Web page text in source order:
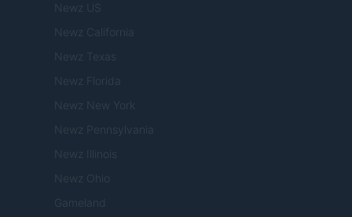
Newz US
Newz California
Newz Texas
Newz Florida
Newz New York
Newz Pennsylvania
Newz Illinois
Newz Ohio
Gameland